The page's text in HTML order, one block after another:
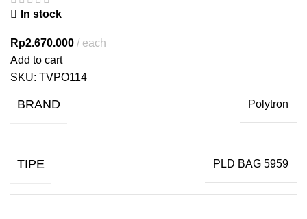
In stock
Rp2.670.000
each
Add to cart
SKU: TVPO114
BRAND Polytron
TIPE PLD BAG 5959